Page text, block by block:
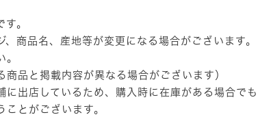
。
、商品名、産地等が変更になる場合がございます。
。
商品と掲載内容が異なる場合がございます）
出店しているため、購入時に在庫がある場合でも
ことがございます。